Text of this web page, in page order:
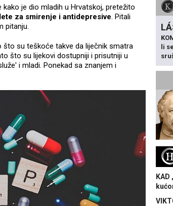
je dio mladih u Hrvatskoj, pretežito
za smirenje i antidepresive. Pitali
pitanju.
što su teškoće takve da liječnik smatra
što su lijekovi dostupniji i prisutniji u
i mladi. Ponekad sa znanjem i
li
KAD